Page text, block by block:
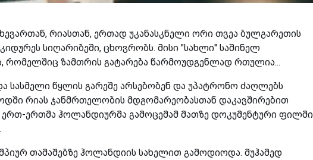
რიასთან, ერთად უკანასკნელი ორი თვეა ბულგარეთის
სიღარიბეში, ცხოვრობს. მისი "სახლი" საშინელ
რომელშიც ზამთრის გატარება წარმოუდგენლად რთულია...
სასმელი წყლის გარეშე არსებობენ და უპატრონო ძაღლებს
რიას ჯანმრთელობის მდგომარეობასთან დაკავშირებით
ერთმა ჰოლანდიურმა გამოცემამ მათზე დოკუმენტური ფილმი
თამაშებზე ჰოლანდიის სახელით გამოდიოდა. მუჰამედ